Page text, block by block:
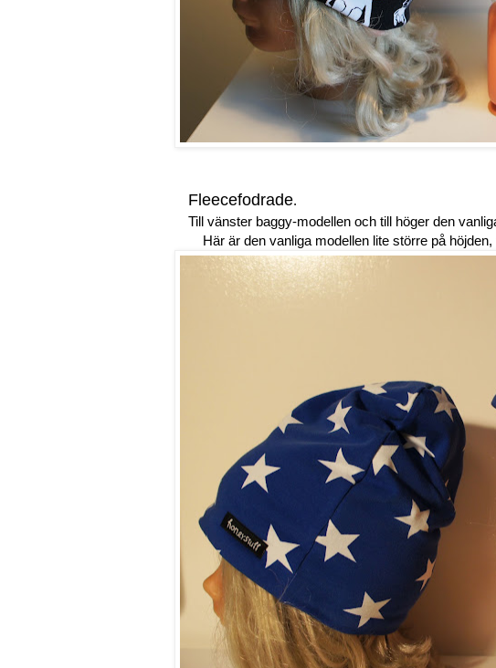
Fleecefodrade.
Till vänster baggy-modellen och till höger den
Här är den vanliga modellen lite större på